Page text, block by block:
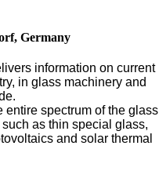
Germany
information on current
in glass machinery and
entire spectrum of the glass
as thin special glass,
and solar thermal